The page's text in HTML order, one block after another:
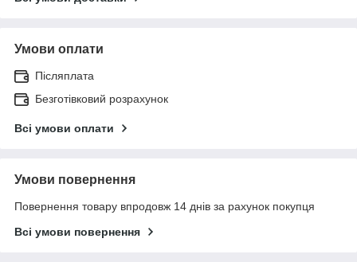
Умови оплати
Післяплата
Безготівковий розрахунок
Всі умови оплати
Умови повернення
Повернення товару впродовж 14 днів за рахунок покупця
Всі умови повернення